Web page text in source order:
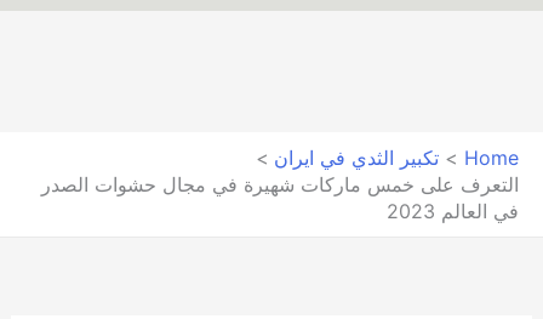
Home
تكبير الثدي في ايران
التعرف على خمس ماركات شهيرة في مجال حشوات الصدر
في العالم 2023